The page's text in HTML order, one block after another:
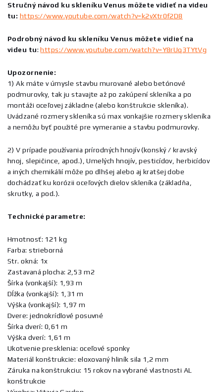
Stručný návod ku skleníku Venus môžete vidieť na videu
tu: https://www.youtube.com/watch?v=k2vXtr0f2D8
Podrobný návod ku skleníku Venus môžete vidieť na
videu tu:https://www.youtube.com/watch?v=Y8rUq3TYtVg
Upozornenie:
1) Ak máte v úmysle stavbu murované alebo betónové
podmurovky, tak ju stavajte až po zakúpení skleníka a po
montáži oceľovej základne (alebo konštrukcie skleníka).
Uvádzané rozmery skleníka sú max vonkajšie rozmery skleníka
a nemôžu byť použité pre vymeranie a stavbu podmurovky.
2) V prípade používania prírodných hnojív (konský / kravský
hnoj, slepičince, apod.), Umelých hnojív, pesticídov, herbicídov
a iných chemikálií môže po dlhšej alebo aj kratšej dobe
dochádzať ku korózii oceľových dielov skleníka (základňa,
skrutky, a pod.).
Technické parametre:
Hmotnosť: 121 kg
Farba: strieborná
Str. okná: 1x
Zastavaná plocha: 2,53 m2
Šírka (vonkajší): 1,93 m
Dĺžka (vonkajší): 1,31 m
Výška (vonkajší): 1,97 m
Dvere: jednokrídlové posuvné
Šírka dverí: 0,61 m
Výška dverí: 1,61 m
Ukotvenie presklenia: oceľové sponky
Materiál konštrukcie: eloxovaný hliník sila 1,2 mm
Záruka na konštrukciu: 15 rokov na vybrané vlastnosti AL
konštrukcie